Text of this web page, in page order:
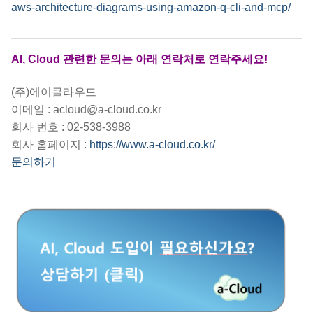
aws-architecture-diagrams-using-amazon-q-cli-and-mcp/
AI, Cloud 관련한 문의는 아래 연락처로 연락주세요!
(주)에이클라우드
이메일 : acloud@a-cloud.co.kr
회사 번호 : 02-538-3988
회사 홈페이지 : https://www.a-cloud.co.kr/
문의하기